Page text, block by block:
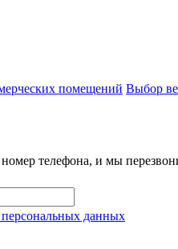
помещений Выбор
телефона, и мы
данных